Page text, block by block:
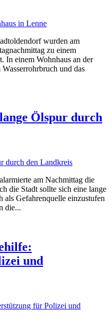
wurden am
zu einem
In einem Wohnhaus an der
und das
Ölspur durch
am Nachmittag die
die Stadt sollte sich eine lange
Gefahrenquelle einzustufen
die...
und